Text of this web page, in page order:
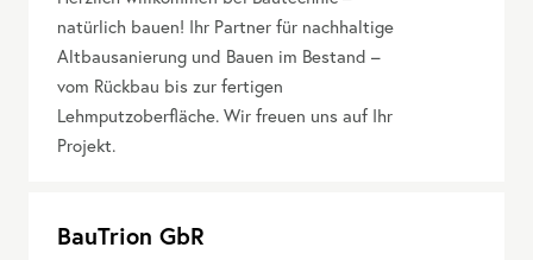
natürlich bauen! Ihr Partner für nachhaltige
Altbausanierung und Bauen im Bestand –
vom Rückbau bis zur fertigen
Lehmputzoberfläche. Wir freuen uns auf Ihr
Projekt.
BauTrion GbR